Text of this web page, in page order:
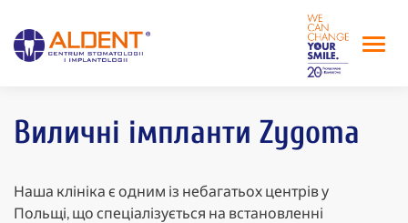
Виличні імпланти Zygoma
Наша клініка є одним із небагатьох центрів у
Польщі, що спеціалізується на встановленні